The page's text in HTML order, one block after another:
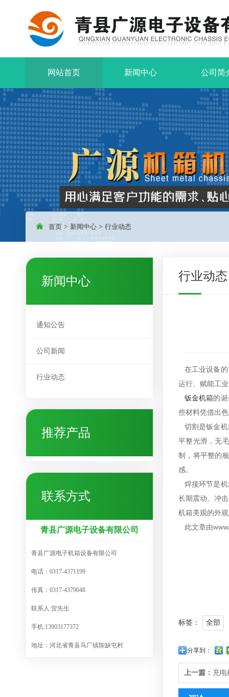
网站首页 新闻中心 公司简
首页 > 新闻中心 > 行业动态
新闻中心
通知公告
公司新闻
行业动态
推荐产品
联系方式
青县广源电子设备有限公司
青县广源电子机箱设备有限公司
电话：0317-4371199
传真：0317-4379648
联系人:贺先生
手机:13903177372
地址：河北省青县马厂镇陈缺屯村
行业动态
在工业设备的
运行、赋能工
钣金机箱的
些材料凭借出
切割是钣金机
平整光滑，无
制，将平整的
感。
焊接环节是机
长期震动、冲
机箱美观的外
此文章由
标签： 全部
分享到：
上一篇： 充电